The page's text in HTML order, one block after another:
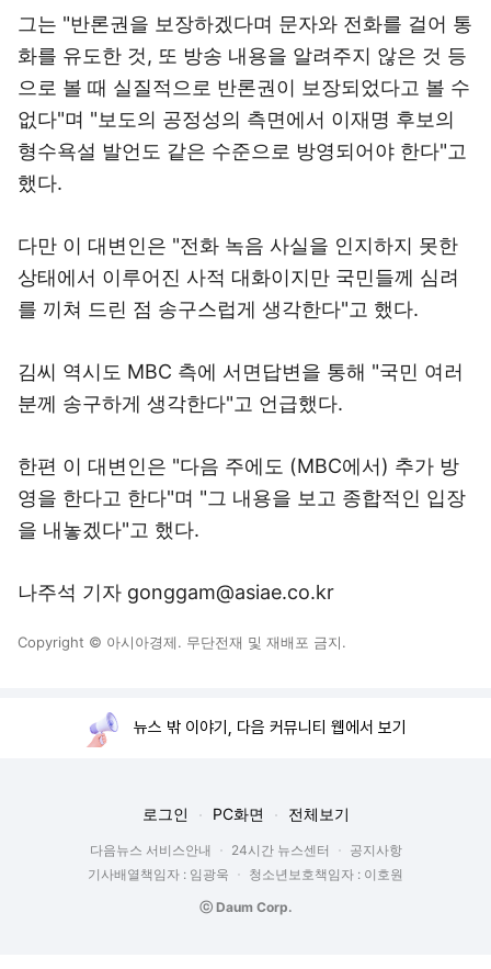
그는 "반론권을 보장하겠다며 문자와 전화를 걸어 통
화를 유도한 것, 또 방송 내용을 알려주지 않은 것 등
으로 볼 때 실질적으로 반론권이 보장되었다고 볼 수
없다"며 "보도의 공정성의 측면에서 이재명 후보의
형수욕설 발언도 같은 수준으로 방영되어야 한다"고
했다.
다만 이 대변인은 "전화 녹음 사실을 인지하지 못한
상태에서 이루어진 사적 대화이지만 국민들께 심려
를 끼쳐 드린 점 송구스럽게 생각한다"고 했다.
김씨 역시도 MBC 측에 서면답변을 통해 "국민 여러
분께 송구하게 생각한다"고 언급했다.
한편 이 대변인은 "다음 주에도 (MBC에서) 추가 방
영을 한다고 한다"며 "그 내용을 보고 종합적인 입장
을 내놓겠다"고 했다.
나주석 기자 gonggam@asiae.co.kr
Copyright © 아시아경제. 무단전재 및 재배포 금지.
뉴스 밖 이야기, 다음 커뮤니티 웹에서 보기
로그인 PC화면 전체보기
다음뉴스 서비스안내 24시간 뉴스센터
공지사항
기사배열책임자 : 임광욱
청소년보호책임자 : 이호원
ⓒ Daum Corp.